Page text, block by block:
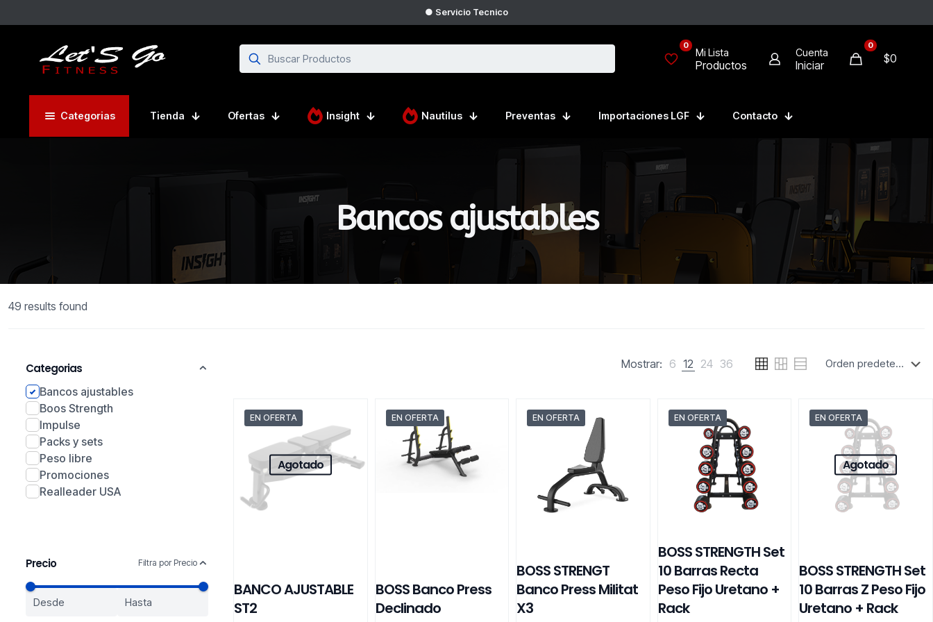
● Servicio Tecnico
0
Mi Lista
Productos
Cuenta
Iniciar
0
$0
Categorias Tienda Ofertas Insight Nautilus Preventas Importaciones LGF Contacto
Bancos ajustables
49 results found
Categorias
Bancos ajustables
Boos Strength
Impulse
Packs y sets
Peso libre
Promociones
Realleader USA
Precio Filtra por Precio
Mostrar: 6 12 24 36
EN OFERTA
Agotado
BANCO AJUSTABLE
ST2
EN OFERTA
BOSS Banco Press
Declinado
EN OFERTA
BOSS STRENGT
Banco Press Militat
X3
EN OFERTA
BOSS STRENGTH Set
10 Barras Recta
Peso Fijo Uretano +
Rack
EN OFERTA
Agotado
BOSS STRENGTH Set
10 Barras Z Peso Fijo
Uretano + Rack